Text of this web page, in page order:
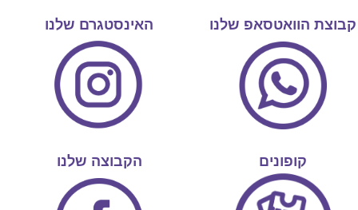
קבוצת הוואטסאפ שלנו האינסטגרם שלנו
קופונים הקבוצה שלנו